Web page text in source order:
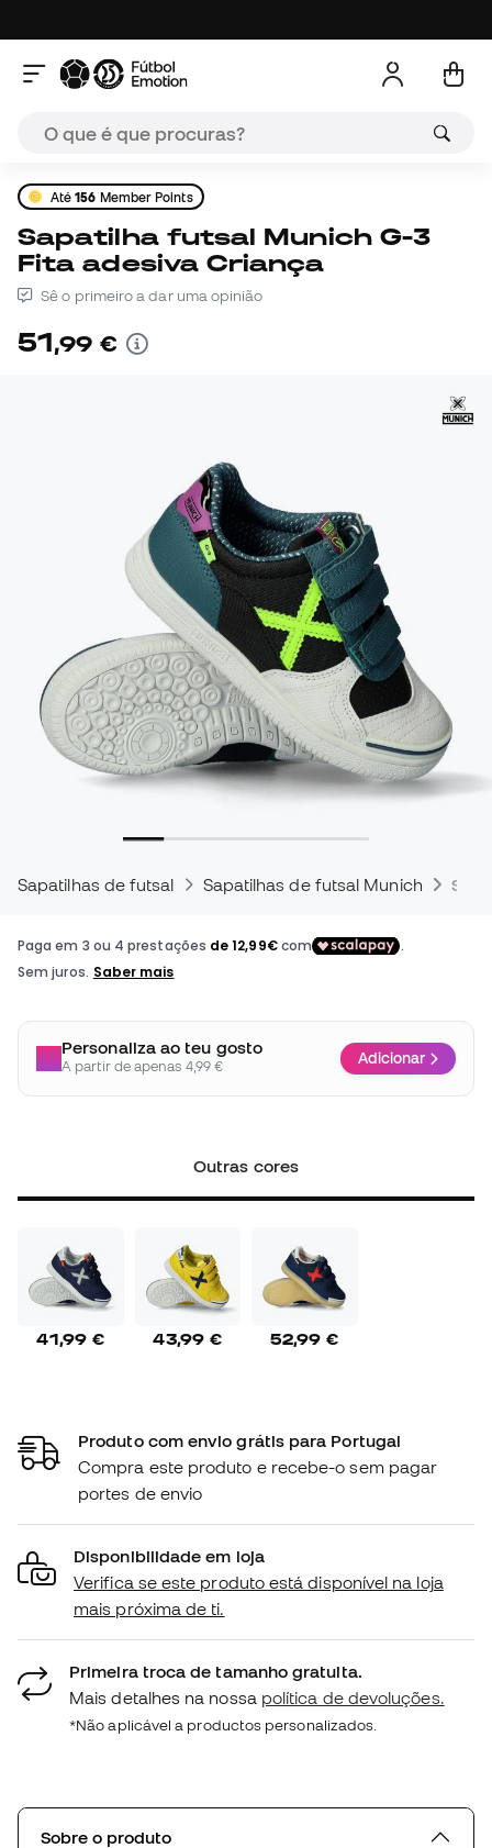
Até156 Member Points
Sapatilha futsal Munich G-3
Fita adesiva Criança
Sê o primeiro a dar uma opinião
51,99 €
Sapatilhas de futsal Sapatilhas de futsal Munich
Personaliza ao teu gosto
A partir de apenas 4,99 € Adicionar
Outras cores
41,99 € 43,99 € 52,99 €
Produto com envio grátis para Portugal
Compra este produto e recebe-o sem pagar
portes de envio
Disponibilidade em loja
Verifica se este produto está disponível na loja
mais próxima de ti.
Primeira troca de tamanho gratuita.
Mais detalhes na nossa política de devoluções.
*Não aplicável a productos personalizados.
Sobre o produto